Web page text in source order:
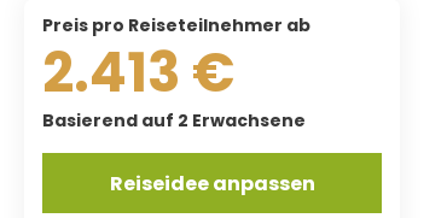
Preis pro Reiseteilnehmer ab
2.413 €
Basierend auf 2 Erwachsene
Reiseidee anpassen